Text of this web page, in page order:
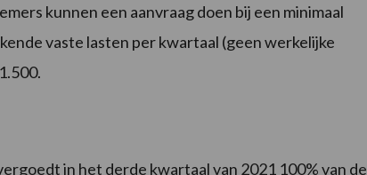
kunnen een aanvraag doen bij een minimaal
vaste lasten per kwartaal (geen werkelijke
in het derde kwartaal van 2021 100% van de